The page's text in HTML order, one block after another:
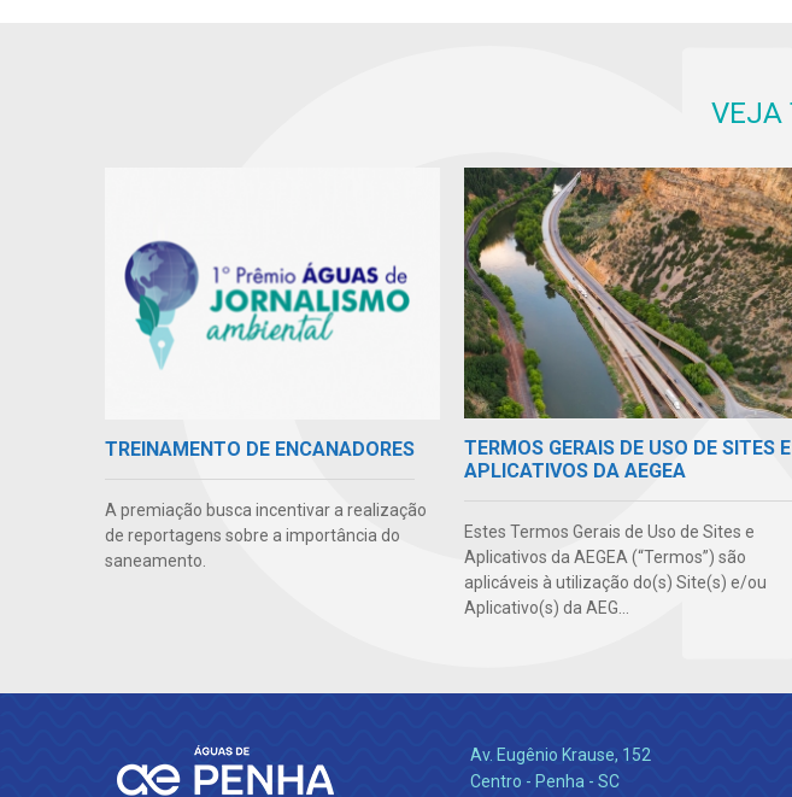
VEJA
TREINAMENTO DE ENCANADORES
A premiação busca incentivar a realização
de reportagens sobre a importância do
saneamento.
TERMOS GERAIS DE USO DE SITES E
APLICATIVOS DA AEGEA
Estes Termos Gerais de Uso de Sites e
Aplicativos da AEGEA (“Termos”) são
aplicáveis à utilização do(s) Site(s) e/ou
Aplicativo(s) da AEG...
Av. Eugênio Krause, 152
Centro - Penha - SC